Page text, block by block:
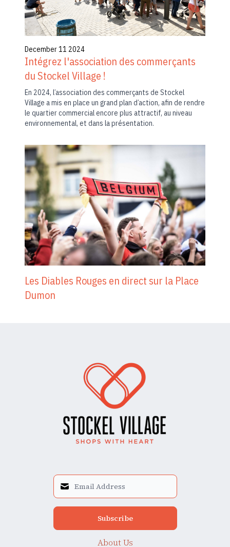
December 11 2024
Intégrez l'association des commerçants
du Stockel Village !
En 2024, l’association des commerçants de Stockel
Village a mis en place un grand plan d’action, afin de rendre
le quartier commercial encore plus attractif, au niveau
environnemental, et dans la présentation.
Les Diables Rouges en direct sur la Place
Dumon
Subscribe
About Us